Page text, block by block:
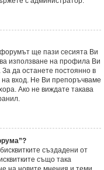
ще пази сесията Ви
използване на профила Ви
да останете постоянно в
вход. Не Ви препоръчваме
Ако не виждате такава
създадени от
също така